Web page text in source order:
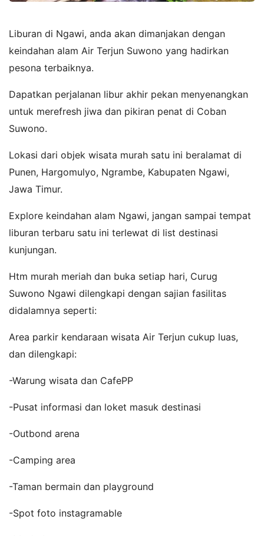
Liburan di Ngawi, anda akan dimanjakan dengan
keindahan alam Air Terjun Suwono yang hadirkan
pesona terbaiknya.
Dapatkan perjalanan libur akhir pekan menyenangkan
untuk merefresh jiwa dan pikiran penat di Coban
Suwono.
Lokasi dari objek wisata murah satu ini beralamat di
Punen, Hargomulyo, Ngrambe, Kabupaten Ngawi,
Jawa Timur.
Explore keindahan alam Ngawi, jangan sampai tempat
liburan terbaru satu ini terlewat di list destinasi
kunjungan.
Htm murah meriah dan buka setiap hari, Curug
Suwono Ngawi dilengkapi dengan sajian fasilitas
didalamnya seperti:
Area parkir kendaraan wisata Air Terjun cukup luas,
dan dilengkapi:
-Warung wisata dan CafePP
-Pusat informasi dan loket masuk destinasi
-Outbond arena
-Camping area
-Taman bermain dan playground
-Spot foto instagramable